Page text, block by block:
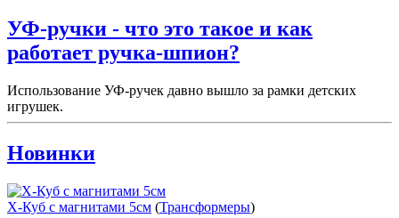
УФ-ручки - что это такое и как
работает ручка-шпион?
Использование УФ-ручек давно вышло за рамки детских
игрушек.
Новинки
X-Куб с магнитами 5см (Трансформеры)